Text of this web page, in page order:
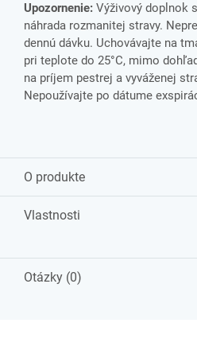
Upozornenie: Výživový doplnok
náhrada rozmanitej stravy.
dennú dávku. Uchovávajte na
pri teplote do 25°C, mimo
na príjem pestrej a vyváženej
Nepoužívajte po dátume
O produkte
Vlastnosti
Otázky (0)